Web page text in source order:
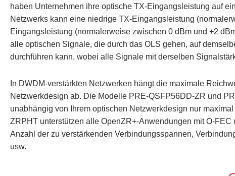
haben Unternehmen ihre optische TX-Eingangsleistung auf
Netzwerks kann eine niedrige TX-Eingangsleistung
Eingangsleistung (normalerweise zwischen 0 dBm und +2
alle optischen Signale, die durch das OLS gehen, auf
durchführen kann, wobei alle Signale mit derselben
In DWDM-verstärkten Netzwerken hängt die maximale
Netzwerkdesign ab. Die Modelle PRE-QSFP56DD-ZR und
unabhängig von Ihrem optischen Netzwerkdesign nur
ZRPHT unterstützen alle OpenZR+-Anwendungen mit O-
Anzahl der zu verstärkenden Verbindungsspannen,
usw.